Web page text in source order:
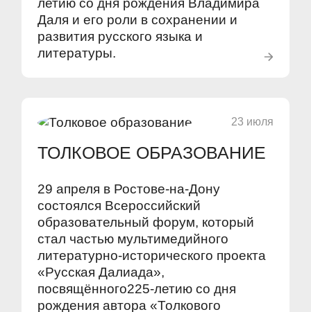
летию со дня рождения Владимира
Даля и его роли в сохранении и
развития русского языка и
литературы.
23 июля
ТОЛКОВОЕ ОБРАЗОВАНИЕ
29 апреля в Ростове-на-Дону
состоялся Всероссийский
образовательный форум, который
стал частью мультимедийного
литературно-исторического проекта
«Русская Далиада»,
посвящённого225-летию со дня
рождения автора «Толкового